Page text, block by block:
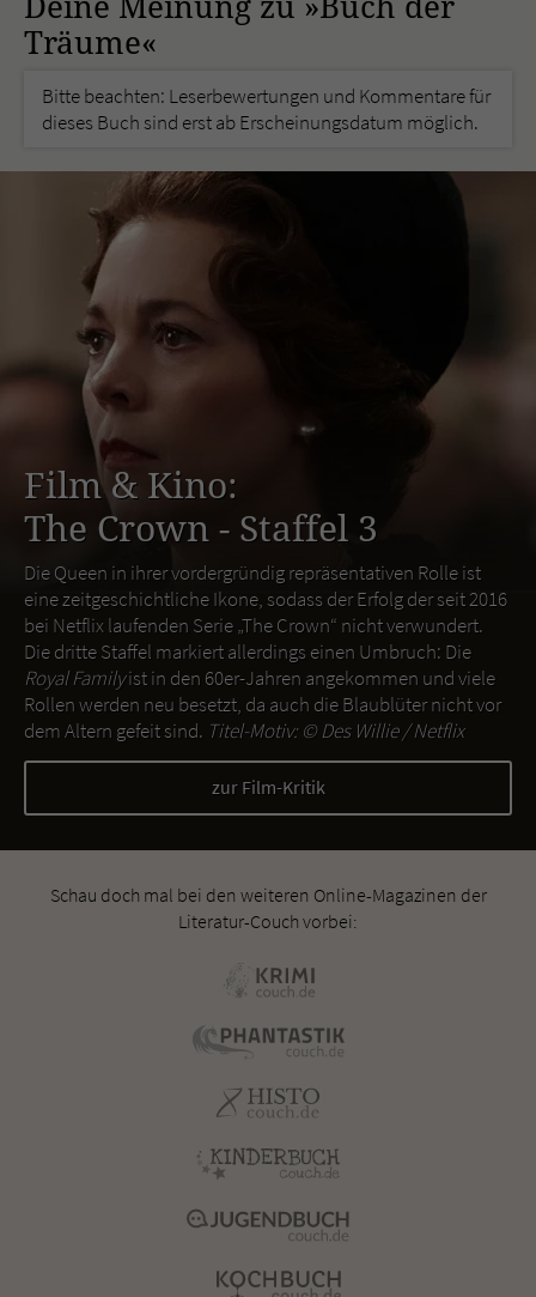
Träume«
Bitte beachten: Leserbewertungen und Kommentare für
dieses Buch sind erst ab Erscheinungsdatum möglich.
Film & Kino:
The Crown - Staffel 3
Die Queen in ihrer vordergründig repräsentativen Rolle ist
eine zeitgeschichtliche Ikone, sodass der Erfolg der seit 2016
bei Netflix laufenden Serie „The Crown“ nicht verwundert.
Die dritte Staffel markiert allerdings einen Umbruch: Die
Royal Familyist in den 60er-Jahren angekommen und viele
Rollen werden neu besetzt, da auch die Blaublüter nicht vor
dem Altern gefeit sind. Titel-Motiv: ©Des Willie / Netflix
zur Film-Kritik
Schau doch mal bei den weiteren Online-Magazinen der
Literatur-Couch vorbei: